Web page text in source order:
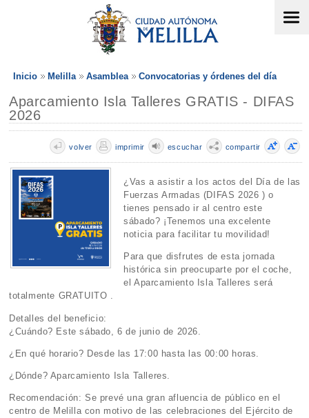
Inicio Melilla Asamblea Convocatorias y órdenes del día
Aparcamiento Isla Talleres GRATIS - DIFAS
2026
compartir
escuchar
imprimir
volver
¿Vas a asistir a los actos del Día de las
Fuerzas Armadas (DIFAS 2026 ) o
tienes pensado ir al centro este
sábado? ¡Tenemos una excelente
noticia para facilitar tu movilidad!
Para que disfrutes de esta jornada
histórica sin preocuparte por el coche,
el Aparcamiento Isla Talleres será
totalmente GRATUITO .
Detalles del beneficio:
¿Cuándo? Este sábado, 6 de junio de 2026.
¿En qué horario? Desde las 17:00 hasta las 00:00 horas.
¿Dónde? Aparcamiento Isla Talleres.
Recomendación: Se prevé una gran afluencia de público en el
centro de Melilla con motivo de las celebraciones del Ejército de